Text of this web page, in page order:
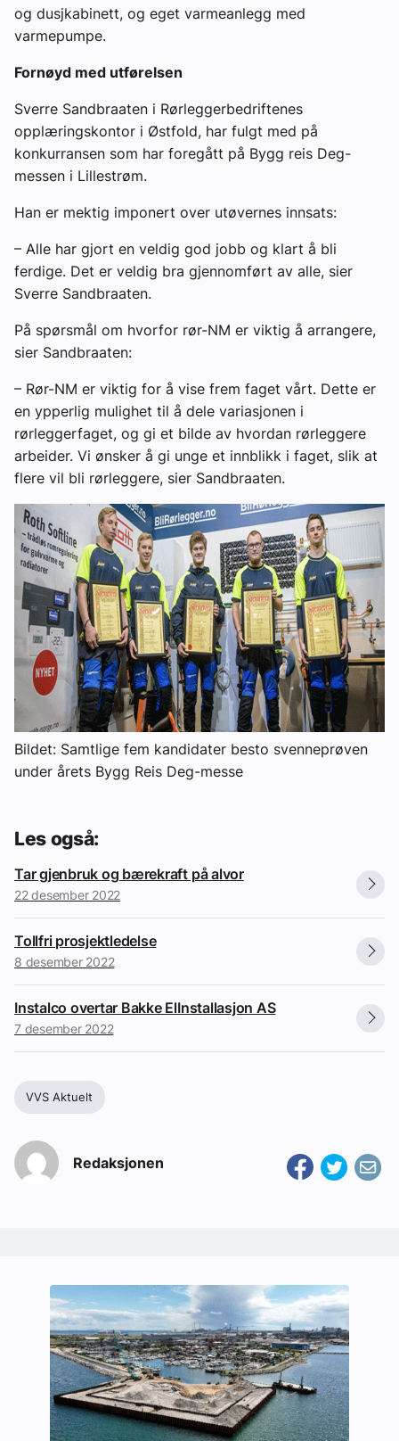
og dusjkabinett, og eget varmeanlegg med
varmepumpe.
Fornøyd med utførelsen
Sverre Sandbraaten i Rørleggerbedriftenes
opplæringskontor i Østfold, har fulgt med på
konkurransen som har foregått på Bygg reis Deg-
messen i Lillestrøm.
Han er mektig imponert over utøvernes innsats:
– Alle har gjort en veldig god jobb og klart å bli
ferdige. Det er veldig bra gjennomført av alle, sier
Sverre Sandbraaten.
På spørsmål om hvorfor rør-NM er viktig å arrangere,
sier Sandbraaten:
– Rør-NM er viktig for å vise frem faget vårt. Dette er
en ypperlig mulighet til å dele variasjonen i
rørleggerfaget, og gi et bilde av hvordan rørleggere
arbeider. Vi ønsker å gi unge et innblikk i faget, slik at
flere vil bli rørleggere, sier Sandbraaten.
Bildet: Samtlige fem kandidater besto svenneprøven
under årets Bygg Reis Deg-messe
Les også:
Tar gjenbruk og bærekraft på alvor
22 desember 2022
Tollfri prosjektledelse
8 desember 2022
Instalco overtar Bakke ElInstallasjon AS
7 desember 2022
VVS Aktuelt
Redaksjonen